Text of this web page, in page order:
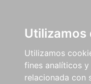
Utilizamos
Utilizamos
fines analíticos
relacionada con